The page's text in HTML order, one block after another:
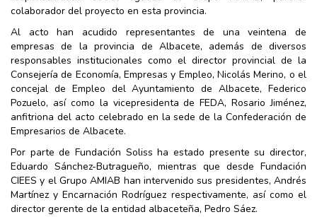
colaborador del proyecto en esta provincia.
Al acto han acudido representantes de una veintena de
empresas de la provincia de Albacete, además de diversos
responsables institucionales como el director provincial de la
Consejería de Economía, Empresas y Empleo, Nicolás Merino, o el
concejal de Empleo del Ayuntamiento de Albacete, Federico
Pozuelo, así como la vicepresidenta de FEDA, Rosario Jiménez,
anfitriona del acto celebrado en la sede de la Confederación de
Empresarios de Albacete.
Por parte de Fundación Soliss ha estado presente su director,
Eduardo Sánchez-Butragueño, mientras que desde Fundación
CIEES y el Grupo AMIAB han intervenido sus presidentes, Andrés
Martínez y Encarnación Rodríguez respectivamente, así como el
director gerente de la entidad albaceteña, Pedro Sáez.